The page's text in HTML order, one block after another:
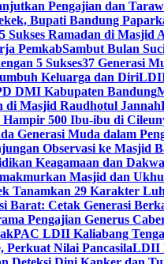
Pengajian dan
Bupati Bandung
Sukses Ramadan di Masjid
PemkabSambut Bulan
5 Sukses37 Generasi
Keluarga dan Diri
DMI Kabupaten Bandung
di Masjid Raudhotul Jannah
500 Ibu-ibu di
Generasi Muda dalam
Observasi ke Masjid
Keagamaan dan
Masjid dan
Tanamkan 29 Karakter
Barat: Cetak Generasi
Pengajian Generus
PAC LDII Kaliabang
Perkuat Nilai PancasilaLDII